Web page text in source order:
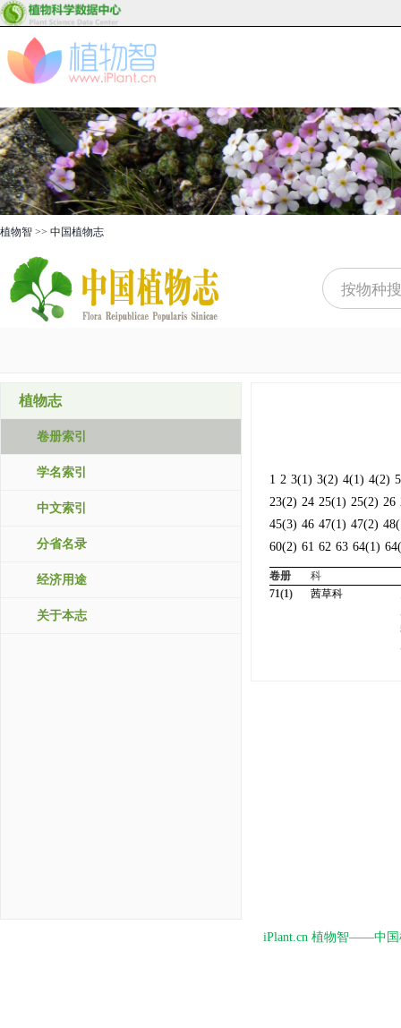
植物智 >> 中国植物志
植物志
卷册索引
学名索引
中文索引
分省名录
经济用途
关于本志
1 2 3(1) 3(2) 4(1) 4(2)
23(2) 24 25(1) 25(2) 26
45(3) 46 47(1) 47(2)
60(2) 61 62 63 64(1)
卷册
科
71(1)
茜草科
iPlant.cn 植物智——中国